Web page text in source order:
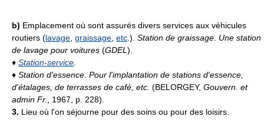
b) Emplacement où sont assurés divers services aux véhicules
routiers (lavage, graissage, etc.). Station de graissage. Une station
de lavage pour voitures (GDEL).
♦ Station-service.
♦ Station d'essence. Pour l'implantation de stations d'essence,
d'étalages, de terrasses de café, etc. (BELORGEY, Gouvern. et
admin Fr., 1967, p. 228).
3. Lieu où l'on séjourne pour des soins ou pour des loisirs.